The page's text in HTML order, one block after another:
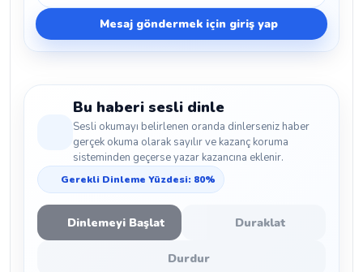
Mesaj göndermek için giriş yap
Bu haberi sesli dinle
Sesli okumayı belirlenen oranda dinlerseniz haber
gerçek okuma olarak sayılır ve kazanç koruma
sisteminden geçerse yazar kazancına eklenir.
Gerekli Dinleme Yüzdesi: 80%
Dinlemeyi Başlat Duraklat
Durdur